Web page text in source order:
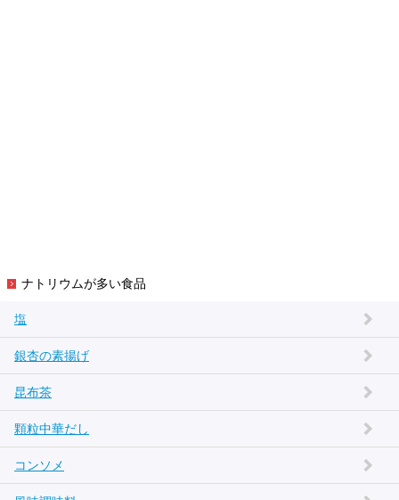
ナトリウムが多い食品
塩
銀杏の素揚げ
昆布茶
顆粒中華だし
コンソメ